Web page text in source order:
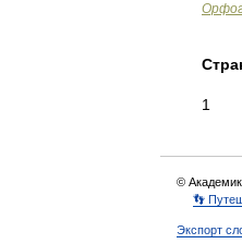
1
©
👣
Экспорт